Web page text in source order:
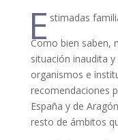
E stimadas
Como bien saben,
situación inaudita
organismos e
recomendaciones
España y de
resto de ámbitos